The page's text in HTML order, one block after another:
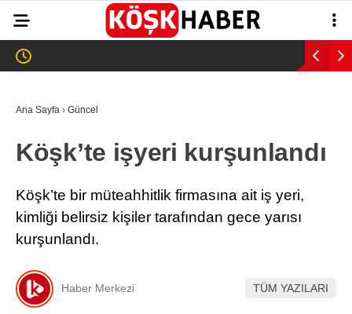
WhatsApp İhbar
Hattı
23.1°
ASAYİŞ
EĞİTİM
SAĞLIK
SPOR
Ana Sayfa › Güncel
Köşk’te işyeri kurşunlandı
Köşk’te bir müteahhitlik firmasına ait iş yeri,
kimliği belirsiz kişiler tarafından gece yarısı
kurşunlandı.
Haber Merkezi TÜM YAZILARI